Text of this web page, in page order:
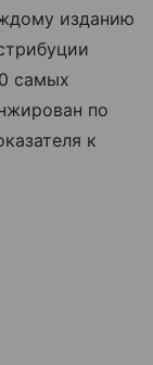
изданию
самых
по
к